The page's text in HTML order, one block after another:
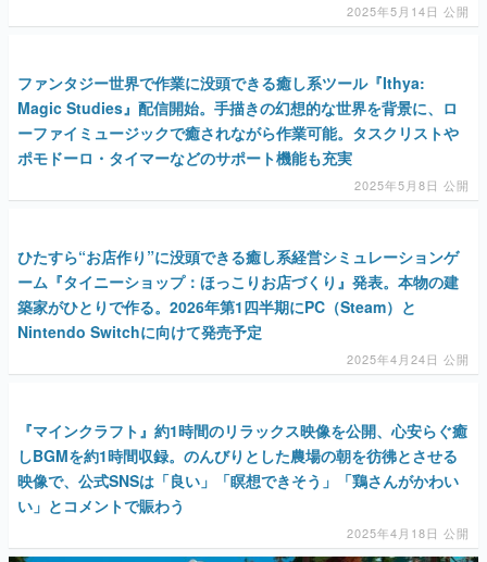
2025年5月14日 公開
ファンタジー世界で作業に没頭できる癒し系ツール『Ithya:
Magic Studies』配信開始。手描きの幻想的な世界を背景に、ロ
ーファイミュージックで癒されながら作業可能。タスクリストや
ポモドーロ・タイマーなどのサポート機能も充実
2025年5月8日 公開
ひたすら“お店作り”に没頭できる癒し系経営シミュレーションゲ
ーム『タイニーショップ：ほっこりお店づくり』発表。本物の建
築家がひとりで作る。2026年第1四半期にPC（Steam）と
Nintendo Switchに向けて発売予定
2025年4月24日 公開
『マインクラフト』約1時間のリラックス映像を公開、心安らぐ癒
しBGMを約1時間収録。のんびりとした農場の朝を彷彿とさせる
映像で、公式SNSは「良い」「瞑想できそう」「鶏さんがかわい
い」とコメントで賑わう
2025年4月18日 公開